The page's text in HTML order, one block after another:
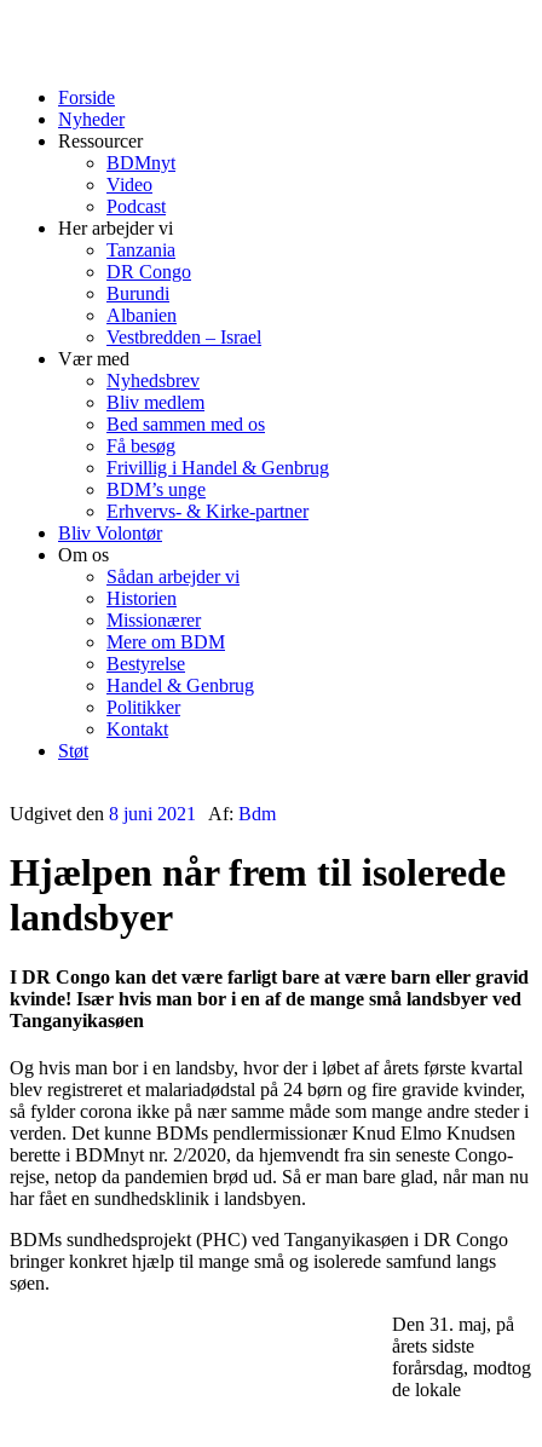
Forside
Nyheder
Ressourcer
BDMnyt
Video
Podcast
Her arbejder vi
Tanzania
DR Congo
Burundi
Albanien
Vestbredden – Israel
Vær med
Nyhedsbrev
Bliv medlem
Bed sammen med os
Få besøg
Frivillig i Handel & Genbrug
BDM’s unge
Erhvervs- & Kirke-partner
Bliv Volontør
Om os
Sådan arbejder vi
Historien
Missionærer
Mere om BDM
Bestyrelse
Handel & Genbrug
Politikker
Kontakt
Støt
Udgivet den 8 juni 2021 Af: Bdm
Hjælpen når frem til isolerede
landsbyer
I DR Congo kan det være farligt bare at være barn eller gravid
kvinde! Især hvis man bor i en af de mange små landsbyer ved
Tanganyikasøen
Og hvis man bor i en landsby, hvor der i løbet af årets første kvartal
blev registreret et malariadødstal på 24 børn og fire gravide kvinder,
så fylder corona ikke på nær samme måde som mange andre steder i
verden. Det kunne BDMs pendlermissionær Knud Elmo Knudsen
berette i BDMnyt nr. 2/2020, da hjemvendt fra sin seneste Congo-
rejse, netop da pandemien brød ud. Så er man bare glad, når man nu
har fået en sundhedsklinik i landsbyen.
BDMs sundhedsprojekt (PHC) ved Tanganyikasøen i DR Congo
bringer konkret hjælp til mange små og isolerede samfund langs
søen.
Den 31. maj, på
årets sidste
forårsdag, modtog
de lokale